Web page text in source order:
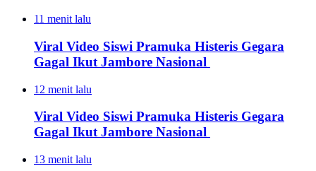
11 menit lalu
Viral Video Siswi Pramuka Histeris Gegara
Gagal Ikut Jambore Nasional
12 menit lalu
Viral Video Siswi Pramuka Histeris Gegara
Gagal Ikut Jambore Nasional
13 menit lalu